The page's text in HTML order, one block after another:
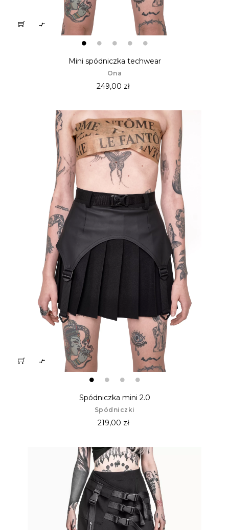

Mini spódniczka techwear
Ona
249,00 zł

Spódniczka mini 2.0
Spódniczki
219,00 zł